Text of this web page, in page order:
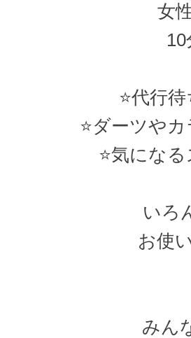
女
⭐️代行
⭐️ダーツや
⭐️気にな
いろ
お使
みん